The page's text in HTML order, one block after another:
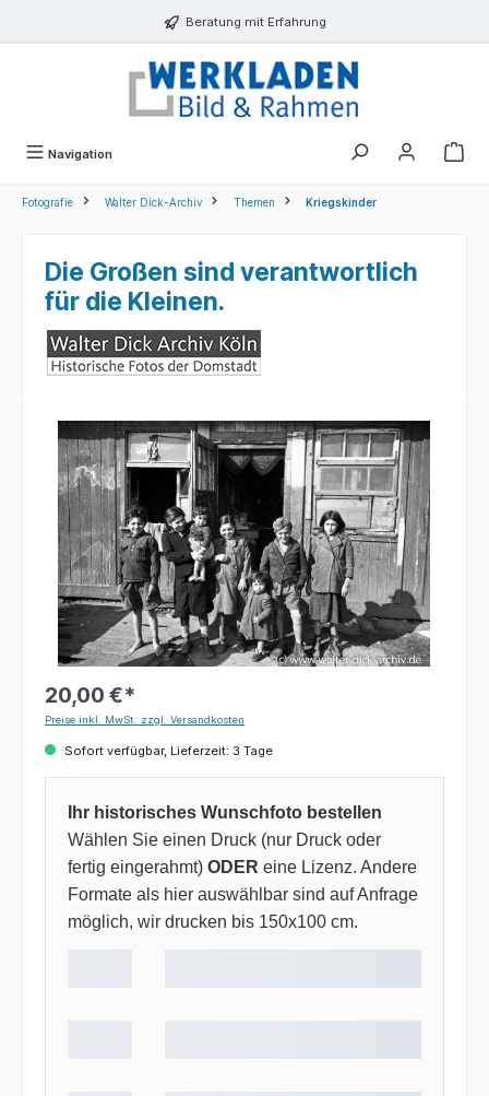
Beratung mit Erfahrung
Navigation
Fotografie Walter Dick-Archiv Themen Kriegskinder
Die Großen sind verantwortlich
für die Kleinen.
Bildergalerie überspringen
20,00 €*
Preise inkl. MwSt. zzgl. Versandkosten
Sofort verfügbar, Lieferzeit: 3 Tage
Ihr historisches Wunschfoto bestellen
Wählen Sie einen Druck (nur Druck oder
fertig eingerahmt) ODER eine Lizenz. Andere
Formate als hier auswählbar sind auf Anfrage
möglich, wir drucken bis 150x100 cm.